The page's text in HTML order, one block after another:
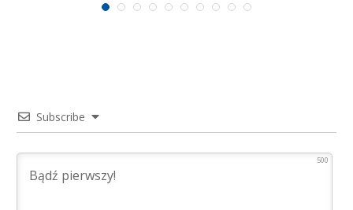
Subscribe
500